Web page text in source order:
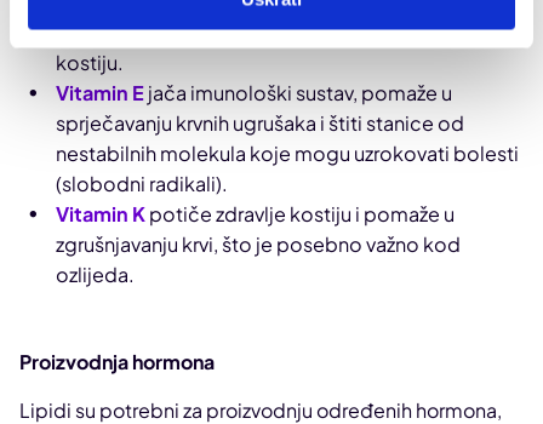
Vitamin Dpomaže u zdravlju imuniteta i snazi ​​
kostiju.
Vitamin Ejača imunološki sustav, pomaže u
sprječavanju krvnih ugrušaka i štiti stanice od
nestabilnih molekula koje mogu uzrokovati bolesti
(slobodni radikali).
Vitamin Kpotiče zdravlje kostiju i pomaže u
zgrušnjavanju krvi, što je posebno važno kod
ozlijeda.
Proizvodnja hormona
Lipidi su potrebni za proizvodnju određenih hormona,